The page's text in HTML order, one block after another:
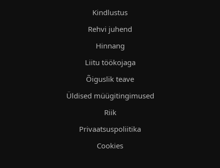
Kindlustus
Rehvi juhend
Hinnang
Liitu töökojaga
Õiguslik teave
Üldised müügitingimused
Riik
Privaatsuspoliitika
Cookies